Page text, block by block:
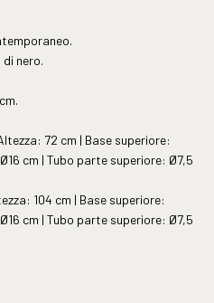
nero.
72 cm | Base superiore:
cm | Tubo parte superiore: Ø7,5
104 cm | Base superiore:
cm | Tubo parte superiore: Ø7,5